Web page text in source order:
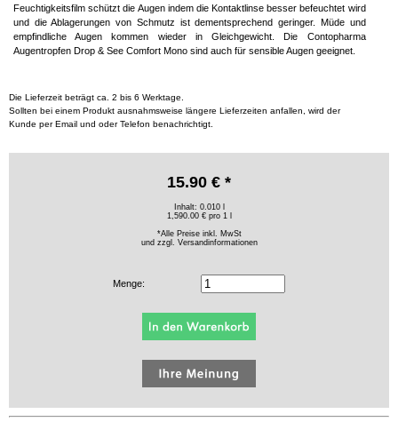
Feuchtigkeitsfilm schützt die Augen indem die Kontaktlinse besser befeuchtet wird
und die Ablagerungen von Schmutz ist dementsprechend geringer. Müde und
empfindliche Augen kommen wieder in Gleichgewicht. Die Contopharma
Augentropfen Drop & See Comfort Mono sind auch für sensible Augen geeignet.
Die Lieferzeit beträgt ca. 2 bis 6 Werktage.
Sollten bei einem Produkt ausnahmsweise längere Lieferzeiten anfallen, wird der
Kunde per Email und oder Telefon benachrichtigt.
15.90 € *
Inhalt: 0.010 l
1,590.00 € pro 1 l
*Alle Preise inkl. MwSt
und zzgl. Versandinformationen
Menge: